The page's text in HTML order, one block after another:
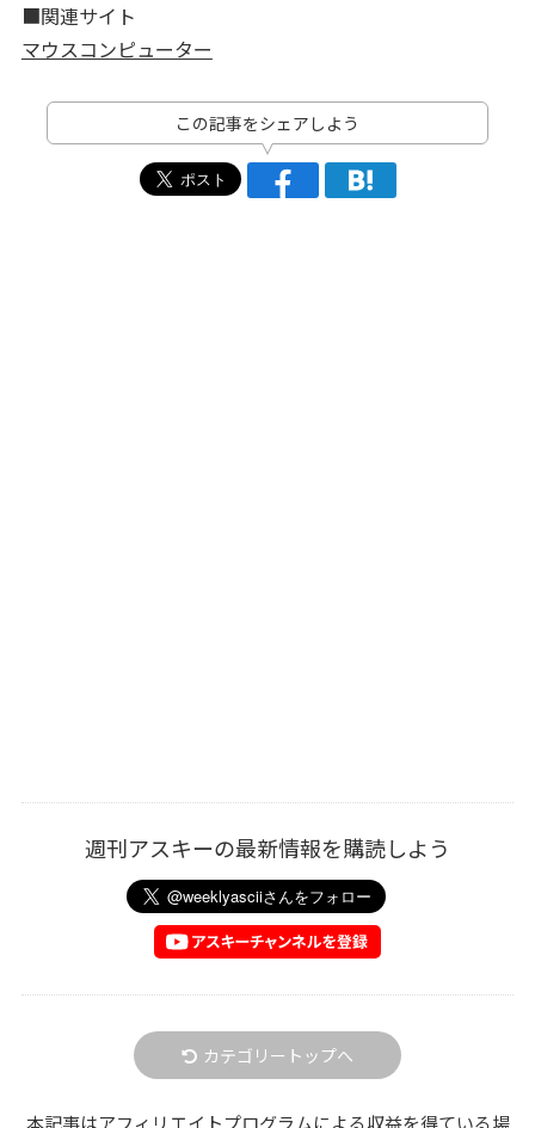
■関連サイト
マウスコンピューター
この記事をシェアしよう
週刊アスキーの最新情報を購読しよう
カテゴリートップへ
本記事はアフィリエイトプログラムによる収益を得ている場